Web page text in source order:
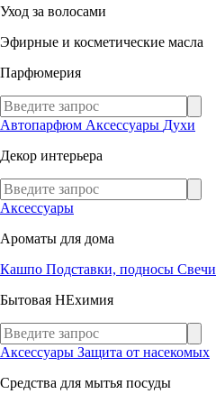
Уход за волосами
Эфирные и косметические масла
Парфюмерия
Автопарфюм Аксессуары Духи
Декор интерьера
Аксессуары
Ароматы для дома
Кашпо Подставки, подносы Свечи
Бытовая НЕхимия
Аксессуары Защита от насекомых
Средства для мытья посуды